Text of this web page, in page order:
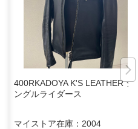
400RKADOYA K'S LEATHER シ
ングルライダース
マイストア在庫： 2004